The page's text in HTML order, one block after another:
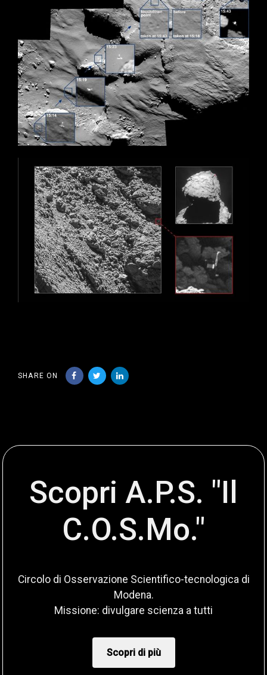
SHARE ON
Scopri A.P.S. "Il
C.O.S.Mo."
Circolo di Osservazione Scientifico-tecnologica di
Modena.
Missione: divulgare scienza a tutti
Scopri di più